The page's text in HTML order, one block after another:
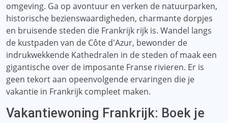
omgeving. Ga op avontuur en verken de natuurparken,
historische bezienswaardigheden, charmante dorpjes
en bruisende steden die Frankrijk rijk is. Wandel langs
de kustpaden van de Côte d'Azur, bewonder de
indrukwekkende Kathedralen in de steden of maak een
gigantische over de imposante Franse rivieren. Er is
geen tekort aan opeenvolgende ervaringen die je
vakantie in Frankrijk compleet maken.
Vakantiewoning Frankrijk: Boek je